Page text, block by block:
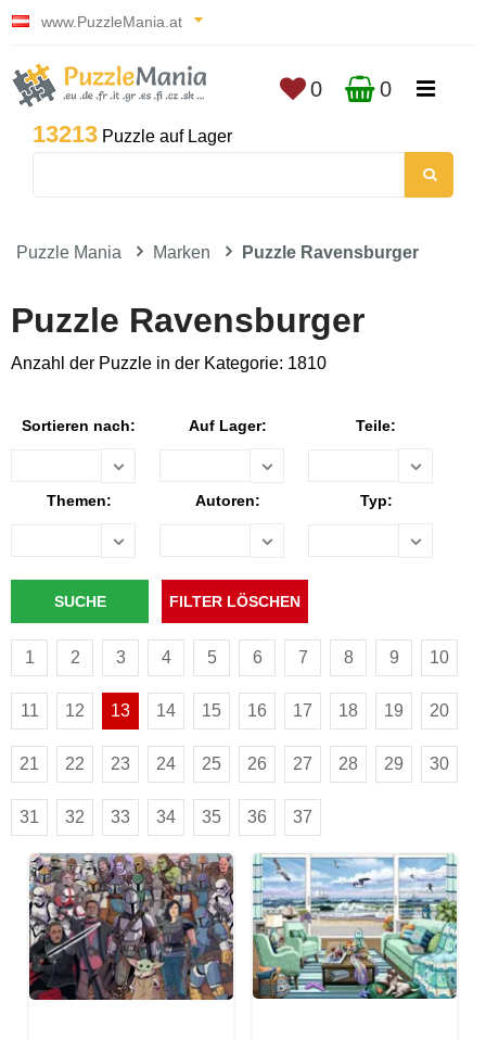
www.PuzzleMania.at
13213 Puzzle auf Lager
0 0
Puzzle Mania Marken Puzzle Ravensburger
Puzzle Ravensburger
Anzahl der Puzzle in der Kategorie: 1810
Sortieren nach: Auf Lager: Teile:
Themen: Autoren: Typ:
1 2 3 4 5 6 7 8 9 10
11 12 13 14 15 16 17 18 19 20
21 22 23 24 25 26 27 28 29 30
31 32 33 34 35 36 37